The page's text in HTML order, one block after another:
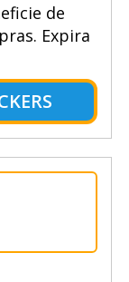
de
Expira